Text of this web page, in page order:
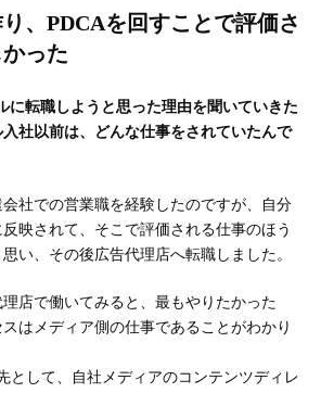
、PDCAを回すことで評価さ
った
に転職しようと思った理由を聞いていきた
社以前は、どんな仕事をされていたんで
社での営業職を経験したのですが、自分
映されて、そこで評価される仕事のほう
い、その後広告代理店へ転職しました。
店で働いてみると、最もやりたかった
スはメディア側の仕事であることがわかり
として、自社メディアのコンテンツディレ